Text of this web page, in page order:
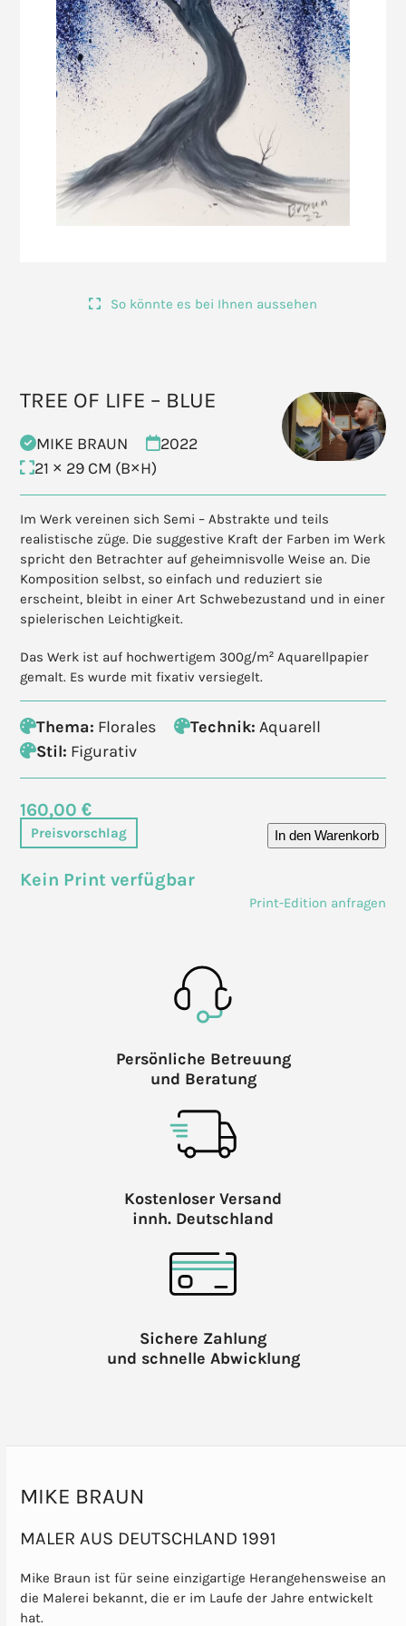
So könnte es bei Ihnen aussehen
TREE OF LIFE – BLUE
MIKE BRAUN
2022
21 × 29 CM (B×H)
Im Werk vereinen sich Semi – Abstrakte und teils
realistische züge. Die suggestive Kraft der Farben im Werk
spricht den Betrachter auf geheimnisvolle Weise an. Die
Komposition selbst, so einfach und reduziert sie
erscheint, bleibt in einer Art Schwebezustand und in einer
spielerischen Leichtigkeit.
Das Werk ist auf hochwertigem 300g/m² Aquarellpapier
gemalt. Es wurde mit fixativ versiegelt.
Thema: Florales Technik: Aquarell
Stil: Figurativ
160,00 €
Preisvorschlag In den Warenkorb
Kein Print verfügbar
Print-Edition anfragen
Persönliche Betreuung
und Beratung
Kostenloser Versand
innh. Deutschland
Sichere Zahlung
und schnelle Abwicklung
MIKE BRAUN
MALER AUS DEUTSCHLAND 1991
Mike Braun ist für seine einzigartige Herangehensweise an
die Malerei bekannt, die er im Laufe der Jahre entwickelt
hat.